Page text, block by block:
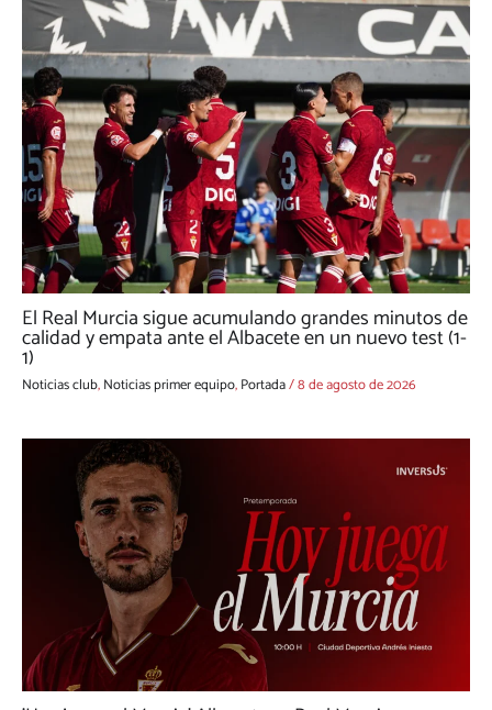
El Real Murcia sigue acumulando grandes minutos de
calidad y empata ante el Albacete en un nuevo test (1-
1)
Noticias club,Noticias primer equipo,Portada/8 de agosto de 2026